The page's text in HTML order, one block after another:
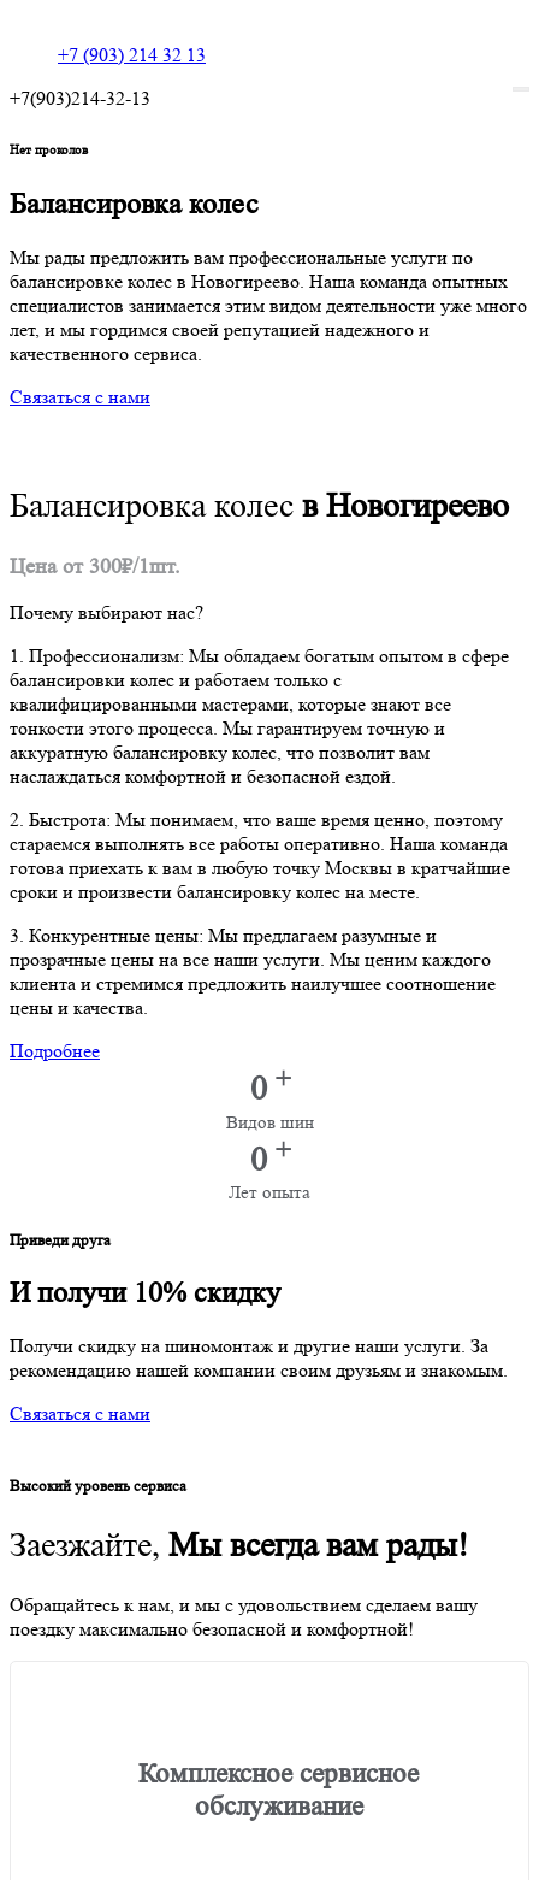
+7 (903) 214 32 13
+7(903)214-32-13
Нет проколов
Балансировка колес
Мы рады предложить вам профессиональные услуги по
балансировке колес в Новогиреево. Наша команда опытных
специалистов занимается этим видом деятельности уже много
лет, и мы гордимся своей репутацией надежного и
качественного сервиса.
Связаться с нами
Балансировка колес в Новогиреево
Цена от 300₽/1шт.
Почему выбирают нас?
1. Профессионализм: Мы обладаем богатым опытом в сфере
балансировки колес и работаем только с
квалифицированными мастерами, которые знают все
тонкости этого процесса. Мы гарантируем точную и
аккуратную балансировку колес, что позволит вам
наслаждаться комфортной и безопасной ездой.
2. Быстрота: Мы понимаем, что ваше время ценно, поэтому
стараемся выполнять все работы оперативно. Наша команда
готова приехать к вам в любую точку Москвы в кратчайшие
сроки и произвести балансировку колес на месте.
3. Конкурентные цены: Мы предлагаем разумные и
прозрачные цены на все наши услуги. Мы ценим каждого
клиента и стремимся предложить наилучшее соотношение
цены и качества.
Подробнее
0 +
Видов шин
0 +
Лет опыта
Приведи друга
И получи 10% скидку
Получи скидку на шиномонтаж и другие наши услуги. За
рекомендацию нашей компании своим друзьям и знакомым.
Связаться с нами
Высокий уровень сервиса
Заезжайте, Мы всегда вам рады!
Обращайтесь к нам, и мы с удовольствием сделаем вашу
поездку максимально безопасной и комфортной!
Комплексное сервисное
обслуживание